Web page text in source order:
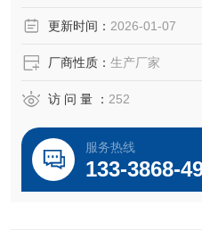
更新时间： 2026-01-07
厂商性质： 生产厂家
访 问 量 ： 252
服务热线
133-3868-